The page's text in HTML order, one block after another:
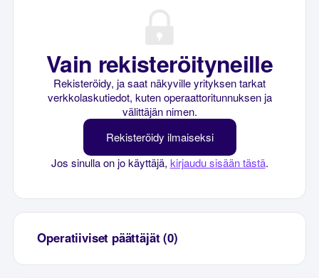
Vain rekisteröityneille
Rekisteröidy, ja saat näkyville yrityksen tarkat
verkkolaskutiedot, kuten operaattoritunnuksen ja
välittäjän nimen.
Rekisteröidy ilmaiseksi
Jos sinulla on jo käyttäjä, kirjaudu sisään tästä.
Operatiiviset päättäjät (0)